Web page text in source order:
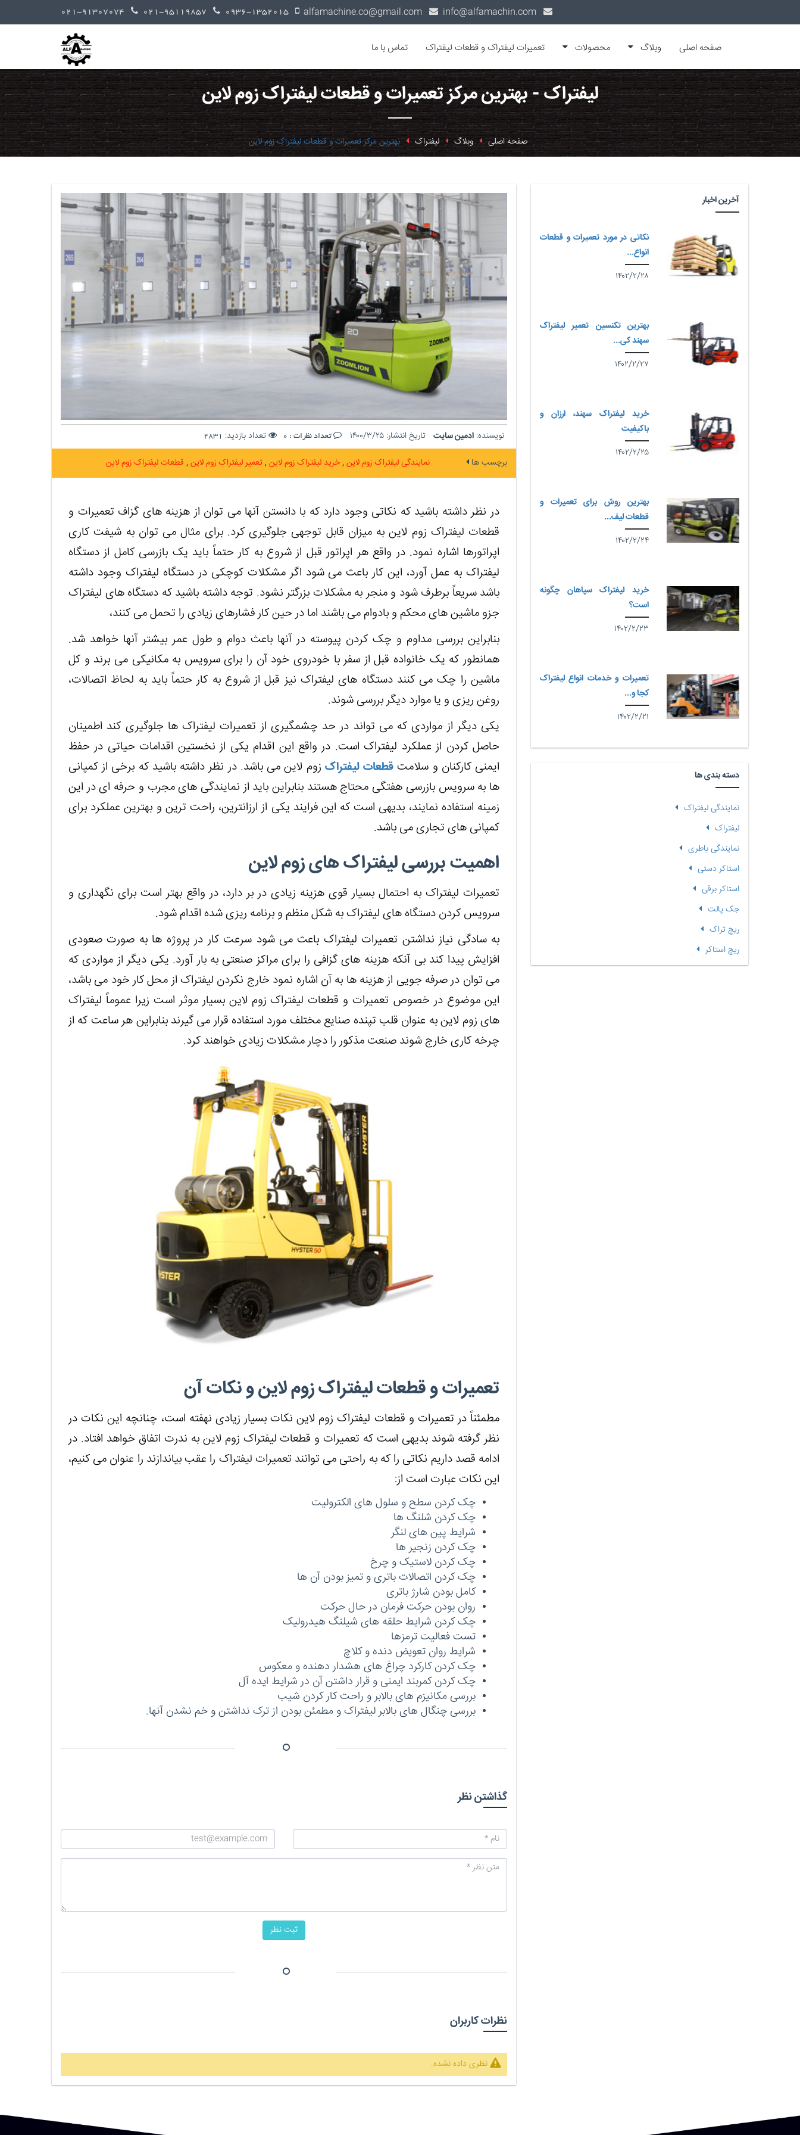
صفحه اصلی وبلاگ محصولات تعمیرات لیفتراک و قطعات لیفتراک تماس با ما
لیفتراک - بهترین مرکز تعمیرات و قطعات لیفتراک زوم لاین
صفحه اصلی وبلاگ لیفتراک بهترین مرکز تعمیرات و قطعات لیفتراک زوم لاین
نویسنده: ادمین سایت تاریخ انتشار: ۱۴۰۰/۳/۲۵ تعداد نظرات : 0 تعداد بازدید: 2831
برچسب ها نمایندگی لیفتراک زوم لاین خرید لیفتراک زوم لاین تعمیر لیفتراک زوم لاین قطعات لیفتراک زوم لاین
در نظر داشته باشید که نکاتی وجود دارد که با دانستن آنها می‌ توان از هزینه‌ های گزاف تعمیرات و
قطعات لیفتراک زوم لاین به میزان قابل توجهی جلوگیری کرد. برای مثال می توان به شیفت‌ کاری
اپراتورها اشاره نمود. در واقع هر اپراتور قبل از شروع به کار حتماً باید یک بازرسی کامل از دستگاه
لیفتراک به عمل آورد، این کار باعث می شود اگر مشکلات کوچکی در دستگاه لیفتراک وجود داشته
باشد سریعاً برطرف شود و منجر به مشکلات بزرگتر نشود. توجه داشته باشید که دستگاه های لیفتراک
جزو ماشین های محکم و بادوام می باشند اما در حین کار فشارهای زیادی را تحمل می کنند،
بنابراین بررسی مداوم و چک کردن پیوسته در آنها باعث دوام و طول عمر بیشتر آنها خواهد شد.
همانطور که یک خانواده قبل از سفر با خودروی خود آن را برای سرویس به مکانیکی می برند و کل
ماشین را چک می کنند دستگاه های لیفتراک نیز قبل از شروع به کار حتماً باید به لحاظ اتصالات،
روغن ریزی و یا موارد دیگر بررسی شوند.
یکی دیگر از مواردی که می تواند در حد چشمگیری از تعمیرات لیفتراک ها جلوگیری کند اطمینان
حاصل کردن از عملکرد لیفتراک است. در واقع این اقدام یکی از نخستین اقدامات حیاتی در حفظ
ایمنی کارکنان و سلامت قطعات لیفتراک زوم لاین می باشد. در نظر داشته باشید که برخی از کمپانی
ها به سرویس بازرسی هفتگی محتاج هستند بنابراین باید از نمایندگی های مجرب و حرفه ای در این
زمینه استفاده نمایند، بدیهی است که این فرایند یکی از ارزانترین، راحت ترین و بهترین عملکرد برای
کمپانی های تجاری می باشد.
اهمیت بررسی لیفتراک های زوم لاین
تعمیرات لیفتراک به احتمال بسیار قوی هزینه زیادی در بر دارد، در واقع بهتر است برای نگهداری و
سرویس کردن دستگاه های لیفتراک به شکل منظم و برنامه ریزی شده اقدام شود.
به سادگی نیاز نداشتن تعمیرات لیفتراک باعث می شود سرعت کار در پروژه ها به صورت صعودی
افزایش پیدا کند بی آنکه هزینه های گزافی را برای مراکز صنعتی به بار آورد. یکی دیگر از مواردی که
می توان در صرفه جویی از هزینه ها به آن اشاره نمود خارج نکردن لیفتراک از محل کار خود می باشد،
این موضوع در خصوص تعمیرات و قطعات لیفتراک زوم لاین بسیار موثر است زیرا عموماً لیفتراک
های زوم لاین به عنوان قلب تپنده صنایع مختلف مورد استفاده قرار می گیرند بنابراین هر ساعت که از
چرخه کاری خارج شوند صنعت مذکور را دچار مشکلات زیادی خواهند کرد.
تعمیرات و قطعات لیفتراک زوم لاین و نکات آن
مطمئناً در تعمیرات و قطعات لیفتراک زوم لاین نکات بسیار زیادی نهفته است، چنانچه این نکات در
نظر گرفته شوند بدیهی است که تعمیرات و قطعات لیفتراک زوم لاین به ندرت اتفاق خواهد افتاد. در
ادامه قصد داریم نکاتی را که به راحتی می توانند تعمیرات لیفتراک را عقب بیاندازند را عنوان می کنیم،
این نکات عبارت است از:
چک کردن سطح و سلول های الکترولیت
چک کردن شلنگ ها
شرایط پین های لنگر
چک کردن زنجیر ها
چک کردن لاستیک و چرخ
چک کردن اتصالات باتری و تمیز بودن آن ها
کامل بودن شارژ باتری
روان بودن حرکت فرمان در حال حرکت
چک کردن شرایط حلقه های شیلنگ هیدرولیک
تست فعالیت ترمزها
شرایط روان تعویض دنده و کلاچ
چک کردن کارکرد چراغ های هشدار دهنده و معکوس
چک کردن کمربند ایمنی و قرار داشتن آن در شرایط ایده آل
بررسی مکانیزم های بالابر و راحت کار کردن شیب
بررسی چنگال های بالابر لیفتراک و مطمئن بودن از ترک نداشتن و خم نشدن آنها.
گذاشتن نظر
ثبت نظر
نظرات کاربران
نظری داده نشده.
آخرین اخبار
نکاتی در مورد تعمیرات و قطعات
انواع...
۱۴۰۲/۲/۲۸
بهترین تکنسین تعمیر لیفتراک
سهند کی...
۱۴۰۲/۲/۲۷
خرید لیفتراک سهند، ارزان و
باکیفیت
۱۴۰۲/۲/۲۵
بهترین روش برای تعمیرات و
قطعات لیف...
۱۴۰۲/۲/۲۴
خرید لیفتراک سپاهان چگونه
است؟
۱۴۰۲/۲/۲۳
تعمیرات و خدمات انواع لیفتراک
کجا و...
۱۴۰۲/۲/۲۱
دسته بندی ها
نمایندگی لیفتراک
لیفتراک
نمایندگی باطری
استاکر دستی
استاکر برقی
جک پالت
ریچ تراک
ریچ استاکر